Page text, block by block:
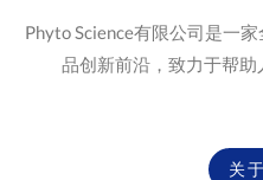
Phyto Science有限公司是一
品创新前沿，致力于帮助
关